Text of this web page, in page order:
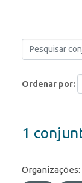
Ordenar por
1
Organizações: